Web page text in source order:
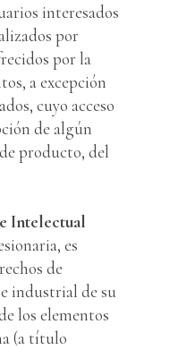
interesados
por
por la
a excepción
cuyo acceso
de algún
producto, del
Intelectual
es
de
industrial de su
los elementos
(a título